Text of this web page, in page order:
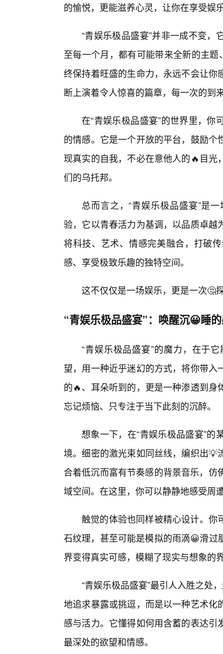
的愉悦，更能滋养心灵，让你在享受娱
“青娱乐极品盛宴”并非一成不变
至每一个月，都有可能带来全新的主
终保持着旺盛的生命力，永远不会让
断上演着令人惊喜的篇章，每一次的到
在“青娱乐极品盛宴”的世界里，
的情感。它是一个开放的平台，鼓励
现真实的自我，不必在意他人的🔥目
们的乌托邦。
总而言之，“青娱乐极品盛宴”是
验，它以青春活力为基调，以品质卓
将科技、艺术、情感完美融合，打破
感、享受极致乐趣的独特空间。
这不仅仅是一场娱乐，更是一次🤔
“青娱乐极品盛宴”：唤醒沉😀睡
“青娱乐极品盛宴”的魔力，在于
望，用一种近乎迷幻的方式，将你带
的🔥、耳朵听到的，更是一种渗透到
忘记烦恼、只专注于当下此刻的沉醉。
想象一下，在“青娱乐极品盛宴”
境。细密的激光束如同丝线，编织出
合着低沉而富有节奏感的背景音乐，
域空间。在这里，你可以静静地感受周
触觉的体验也同样被精心设计。你
石纹理，甚至可能是模拟的雨滴😀滑
界变得真实可感，模糊了现实与想象的
“青娱乐极品盛宴”最引人入胜之处
地追求暴露或挑逗，而是以一种艺术
感与活力。它懂得如何用含蓄的表达
最深处的欲望和情感。